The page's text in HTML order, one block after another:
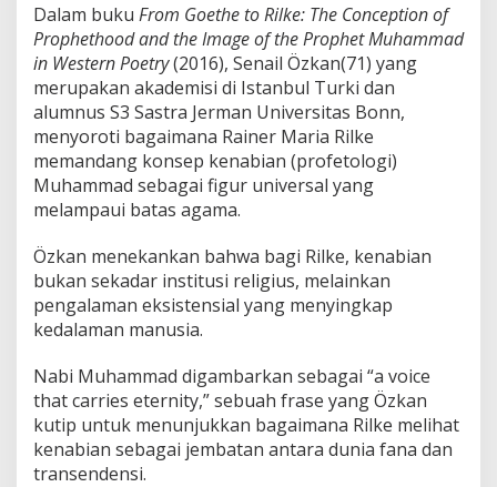
Dalam buku From Goethe to Rilke: The Conception of
Prophethood and the Image of the Prophet Muhammad
in Western Poetry(2016), Senail Özkan(71) yang
merupakan akademisi di Istanbul Turki dan
alumnus S3 Sastra Jerman Universitas Bonn,
menyoroti bagaimana Rainer Maria Rilke
memandang konsep kenabian (profetologi)
Muhammad sebagai figur universal yang
melampaui batas agama.
Özkan menekankan bahwa bagi Rilke, kenabian
bukan sekadar institusi religius, melainkan
pengalaman eksistensial yang menyingkap
kedalaman manusia.
Nabi Muhammad digambarkan sebagai “a voice
that carries eternity,” sebuah frase yang Özkan
kutip untuk menunjukkan bagaimana Rilke melihat
kenabian sebagai jembatan antara dunia fana dan
transendensi.